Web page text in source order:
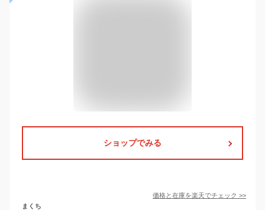
ショップでみる
価格と在庫を楽天でチェック >>
まくち